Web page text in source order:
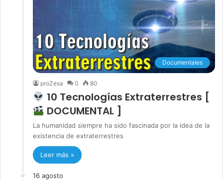
Documentales
proZesa 0 80
10 Tecnologías Extraterrestres [
DOCUMENTAL ]
La humanidad siempre ha sido fascinada por la idea de la
existencia de extraterrestres
Leer más »
16 agosto